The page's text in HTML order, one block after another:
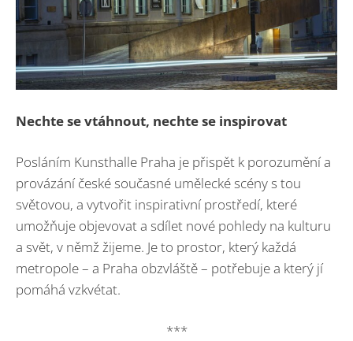
Nechte se vtáhnout, nechte se inspirovat
Posláním Kunsthalle Praha je přispět k porozumění a
provázání české současné umělecké scény s tou
světovou, a vytvořit inspirativní prostředí, které
umožňuje objevovat a sdílet nové pohledy na kulturu
a svět, v němž žijeme. Je to prostor, který každá
metropole – a Praha obzvláště – potřebuje a který jí
pomáhá vzkvétat.
***